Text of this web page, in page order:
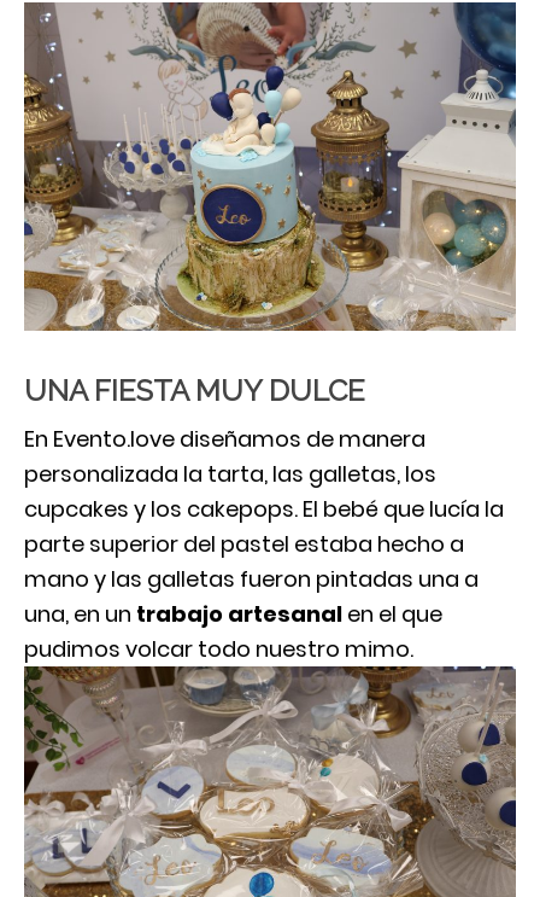
UNA FIESTA MUY DULCE
En Evento.love diseñamos de manera
personalizada la tarta, las galletas, los
cupcakes y los cakepops. El bebé que lucía la
parte superior del pastel estaba hecho a
mano y las galletas fueron pintadas una a
una, en un trabajo artesanal en el que
pudimos volcar todo nuestro mimo.